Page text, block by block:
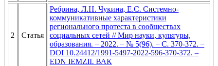
2 Статья
Ребрина, Л.Н. Чукина, Е.С. Системно-
коммуникативные характеристики
регионального протеста в сообществах
социальных сетей // Мир науки, культуры,
образования. – 2022. – № 5(96). – С. 370-372. –
DOI 10.24412/1991-5497-2022-596-370-372. –
EDN IEMZII. ВАК